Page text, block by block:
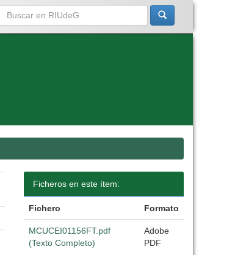
Ficheros en este ítem:
Fichero Formato
MCUCEI01156FT.pdf
(Texto Completo)
Adobe
PDF